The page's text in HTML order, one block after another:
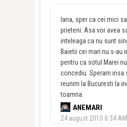
Iana, sper ca cei mici
prieteni. Asa vor avea
inteleaga ca nu sunt
Baietii cei mari nu s-au
pentru ca sotul Marei
concediu. Speram insa
reunim la Bucuresti la
toamna.
ANEMARI
24 august 2010 6:34 AM